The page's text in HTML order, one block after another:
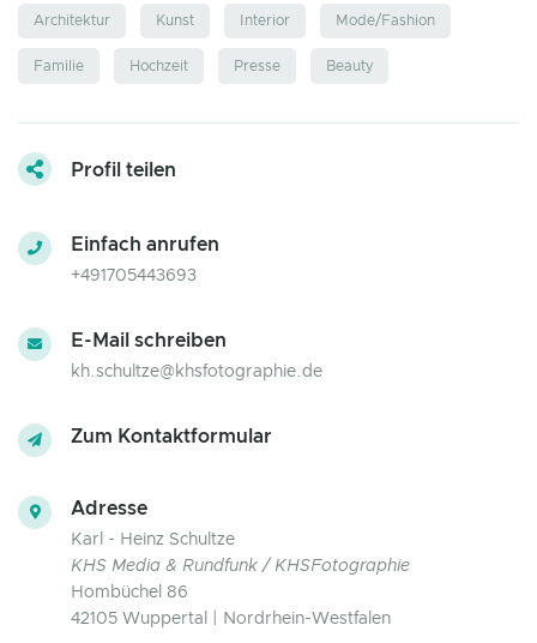
Architektur Kunst Interior Mode/Fashion
Familie Hochzeit Presse Beauty
Profil teilen
Einfach anrufen
+491705443693
E-Mail schreiben
kh.schultze@khsfotographie.de
Zum Kontaktformular
Adresse
Karl - Heinz Schultze
KHS Media & Rundfunk / KHSFotographie
Hombüchel 86
42105 Wuppertal | Nordrhein-Westfalen